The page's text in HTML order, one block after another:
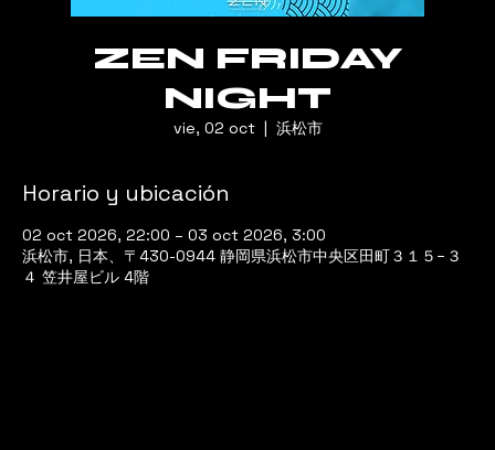
ZEN FRIDAY
NIGHT
vie, 02 oct
  |
浜松市
Horario y ubicación
02 oct 2026, 22:00 – 03 oct 2026, 3:00
浜松市, 日本、〒430-0944 静岡県浜松市中央区田町３１５−３
４ 笠井屋ビル 4階